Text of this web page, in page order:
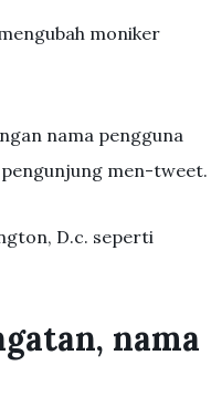
moniker
nama pengguna
men-tweet.
D.c. seperti
nama